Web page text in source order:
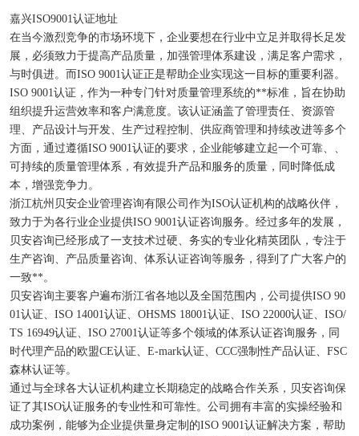
嘉兴ISO9001认证地址
在当今激烈竞争的市场环境下，企业要想在行业中立足并取得长足发
展，必须致力于提高产品质量，加强管理体系建设，满足客户需求，
与时俱进。而ISO 9001认证正是帮助企业实现这一目标的重要利器。
ISO 9001认证，作为一种专门针对质量管理系统的**标准，旨在协助
组织提升运营效率和客户满意度。该认证涵盖了管理责任、资源管
理、产品设计与开发、生产过程控制、供应商管理和持续改进等多个
方面，通过遵循ISO 9001认证的要求，企业能够建立起一个可靠、、
可持续的质量管理体系，有效提升产品和服务的质量，同时降低成
本，增强竞争力。
浙江杭州贝安企业管理咨询有限公司作为ISO认证机构的战略伙伴，
致力于为各行业企业提供ISO 9001认证咨询服务。经过多年的发展，
贝安咨询已经形成了一支技术过硬、务实的专业化精英团队，专注于
生产咨询、产品质量咨询、体系认证咨询等服务，得到了广大客户的
一致**。
贝安咨询主要客户遍布浙江省各地以及全国范围内，公司提供ISO 90
01认证、ISO 14001认证、OHSMS 18001认证、ISO 22000认证、ISO/
TS 16949认证、ISO 27001认证等多个领域的体系认证咨询服务，同
时代理产品的欧盟CE认证、E-mark认证、CCC强制性产品认证、FSC
森林认证等。
通过与全球各大认证机构建立长期稳定的战略合作关系，贝安咨询保
证了其ISO认证服务的专业性和可靠性。公司拥有丰富的实操经验和
成功案例，能够为企业提供量身定制的ISO 9001认证解决方案，帮助